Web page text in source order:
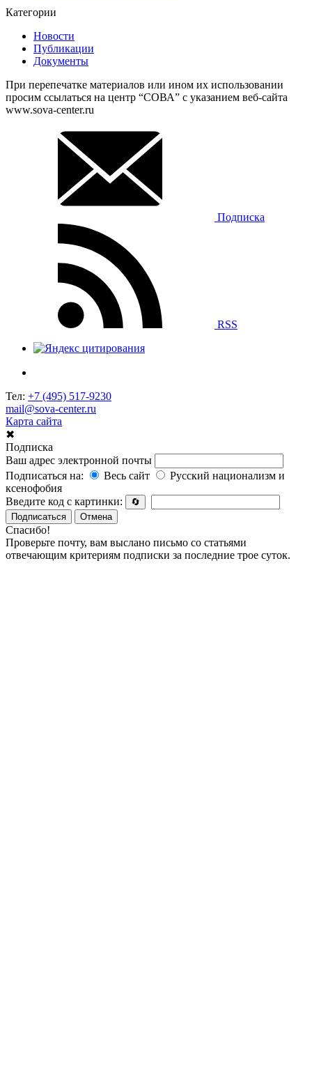
Категории
Новости
Публикации
Документы
При перепечатке материалов или ином их использовании
просим ссылаться на центр “СОВА” с указанием веб-сайта
www.sova-center.ru
Подписка
RSS
Тел: +7 (495) 517-9230
mail@sova-center.ru
Карта сайта
✖
Подписка
Ваш адрес электронной почты
Подписаться на:
Весь сайт
Русский национализм и
ксенофобия
Введите код с картинки:
🔄
Подписаться
Отмена
Спасибо!
Проверьте почту, вам выслано письмо со статьями
отвечающим критериям подписки за последние трое суток.